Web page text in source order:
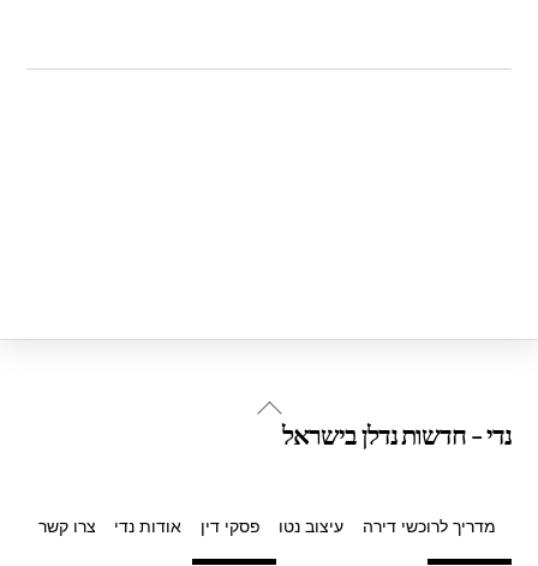
Back
נדי - חדשות נדלן בישראל
מדריך לרוכשי דירה עיצוב נטו פסקי דין אודות נדי צרו קשר